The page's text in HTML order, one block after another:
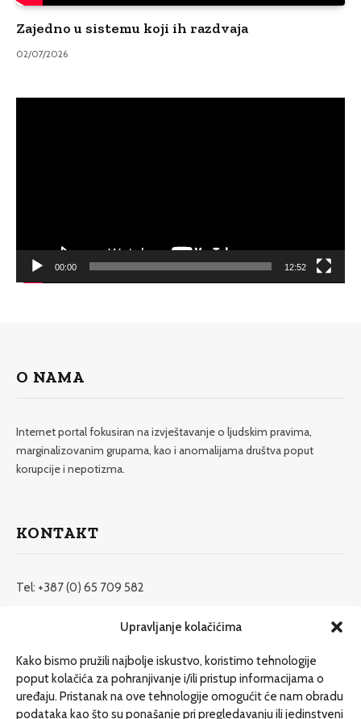
Upravljanje kolačićima
Kako bismo pružili najbolje iskustvo, koristimo tehnologije
poput kolačića za pohranjivanje i/ili pristup informacijama o
uređaju. Pristanak na ove tehnologije omogućit će nam obradu
podataka kao što su ponašanje pri pregledavanju ili jedinstveni
Zajedno u sistemu koji ih razdvaja
02/07/2026
00:00 12:52
O NAMA
Internet portal fokusiran na izvještavanje o ljudskim pravima,
marginalizovanim grupama, kao i anomalijama društva poput
korupcije i nepotizma.
KONTAKT
Tel: +387 (0) 65 709 582
redakcija@etrafika.net
Dosije